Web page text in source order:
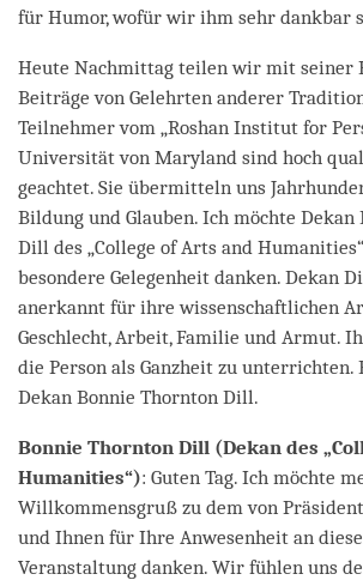
für Humor, wofür wir ihm sehr dankbar
Heute Nachmittag teilen wir mit seiner
Beiträge von Gelehrten anderer
Teilnehmer vom „Roshan Institut for
Universität von Maryland sind hoch
geachtet. Sie übermitteln uns
Bildung und Glauben. Ich möchte Dekan
Dill des „College of Arts and
besondere Gelegenheit danken. Dekan
anerkannt für ihre wissenschaftlichen
Geschlecht, Arbeit, Familie und Armut.
die Person als Ganzheit zu unterrichten.
Dekan Bonnie Thornton Dill.
Bonnie Thornton Dill (Dekan des
Humanities“): Guten Tag. Ich möchte
Willkommensgruß zu dem von
und Ihnen für Ihre Anwesenheit an
Veranstaltung danken. Wir fühlen uns